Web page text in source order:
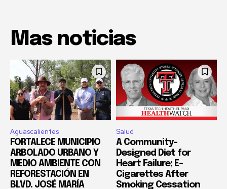
Mas noticias
Aguascalientes
FORTALECE MUNICIPIO
ARBOLADO URBANO Y
MEDIO AMBIENTE CON
REFORESTACIÓN EN
BLVD. JOSÉ MARÍA
Salud
A Community-
Designed Diet for
Heart Failure; E-
Cigarettes After
Smoking Cessation